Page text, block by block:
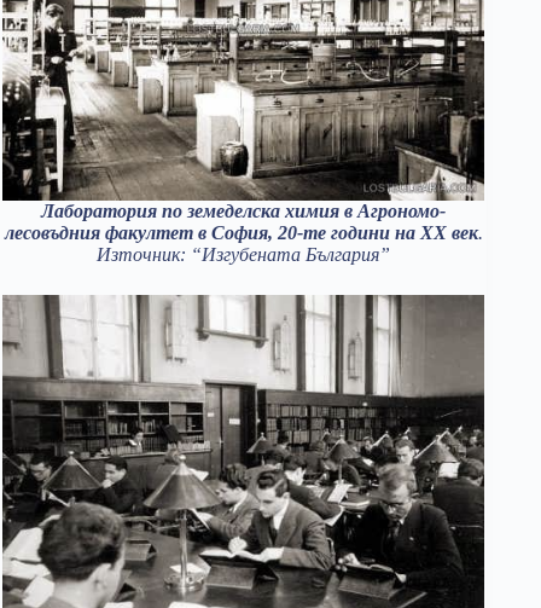
Лаборатория по земеделска химия в Агрономо-
лесовъдния факултет в София, 20-те години на ХХ век.
Източник: “Изгубената България”